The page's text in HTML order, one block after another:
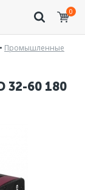
0
• Промышленные
32-60 180